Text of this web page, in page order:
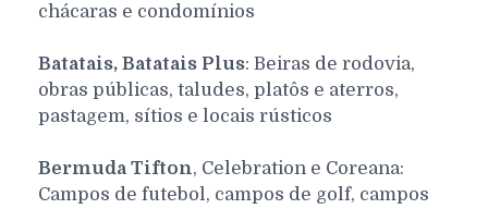
chácaras e condomínios
Batatais, Batatais Plus: Beiras de rodovia,
obras públicas, taludes, platôs e aterros,
pastagem, sítios e locais rústicos
Bermuda Tifton, Celebration e Coreana:
Campos de futebol, campos de golf, campos